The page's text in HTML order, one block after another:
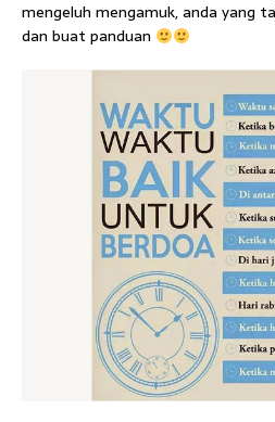
mengeluh mengamuk, anda yang
dan buat panduan